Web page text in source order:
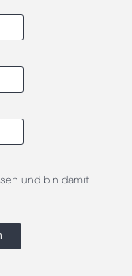
und bin damit